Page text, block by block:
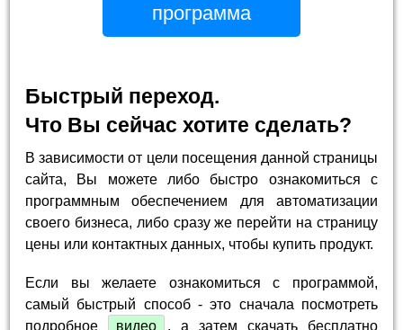
программа
Быстрый переход.
Что Вы сейчас хотите сделать?
В зависимости от цели посещения данной страницы
сайта, Вы можете либо быстро ознакомиться с
программным обеспечением для автоматизации
своего бизнеса, либо сразу же перейти на страницу
цены или контактных данных, чтобы купить продукт.
Если вы желаете ознакомиться с программой,
самый быстрый способ - это сначала посмотреть
подробное
видео
, а затем скачать бесплатно